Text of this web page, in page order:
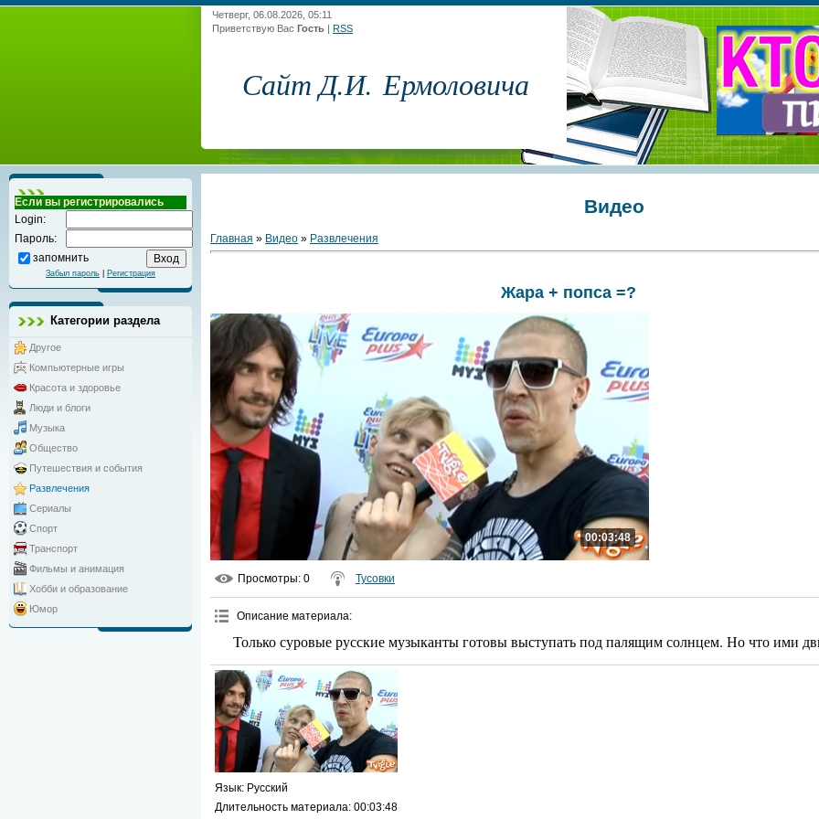
Четверг, 06.08.2026, 05:11
Приветствую Вас Гость | RSS
Сайт Д.И. Ермоловича
Если вы регистрировались
Login:
Пароль:
запомнить
Забыл пароль Регистрация
Категории раздела
Другое
Компьютерные игры
Красота и здоровье
Люди и блоги
Музыка
Общество
Путешествия и события
Развлечения
Сериалы
Спорт
Транспорт
Фильмы и анимация
Хобби и образование
Юмор
Видео
Главная » Видео » Развлечения
Жара + попса =?
00:03:48
Просмотры: 0 Тусовки
Описание материала:
Только суровые русские музыканты готовы выступать под палящим солнцем. Но что ими
Язык: Русский
Длительность материала: 00:03:48